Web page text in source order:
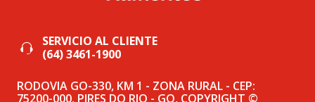
SERVICIO AL CLIENTE
(64) 3461-1900
RODOVIA GO-330, KM 1 - ZONA RURAL - CEP:
75200-000, PIRES DO RIO - GO, COPYRIGHT ©